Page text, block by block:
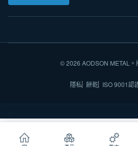
© 2026 AODSON METAL。
隱私 餅乾 ISO 9001認